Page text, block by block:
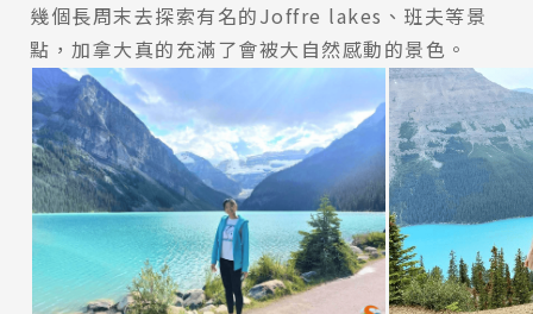
幾個長周末去探索有名的Joffre lakes、班夫等景
點，加拿大真的充滿了會被大自然感動的景色。